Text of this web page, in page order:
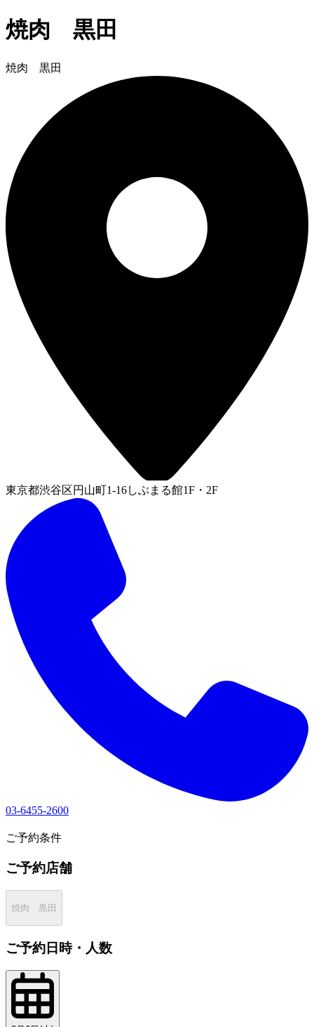
焼肉 黒田
焼肉 黒田
東京都渋谷区円山町1-16しぶまる館1F・2F
03-6455-2600
ご予約条件
ご予約店舗
焼肉 黒田
ご予約日時・人数